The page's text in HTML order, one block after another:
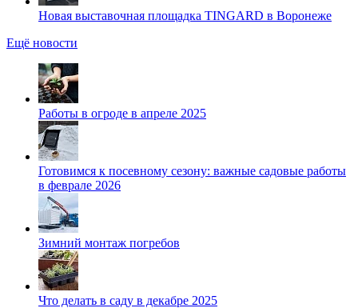
Новая выставочная площадка TINGARD в Воронеже
Ещё новости
Работы в огроде в апреле 2025
Готовимся к посевному сезону: важные садовые работы
в феврале 2026
Зимний монтаж погребов
Что делать в саду в декабре 2025